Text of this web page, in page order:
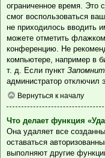
ограниченное время. Это
смог воспользоваться
не приходилось вводить
можете отметить
конференцию. Не
компьютере, например в
т. д. Если пункт
администратор отключил
Вернуться к началу
Что делает функция
Она удаляет все
оставаться
выполняют другие